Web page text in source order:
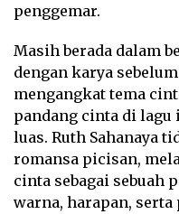
penggemar.
Masih berada dalam
dengan karya
mengangkat tema
pandang cinta di
luas. Ruth Sahanaya
romansa picisan,
cinta sebagai sebuah
warna, harapan, serta